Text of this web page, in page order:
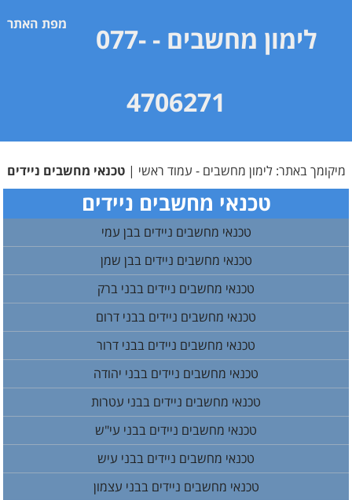
מפת האתר לימון מחשבים
- 077-
4706271
מיקומך באתר:לימון מחשבים - עמוד ראשי |טכנאי מחשבים ניידים
טכנאי מחשבים ניידים
טכנאי מחשבים ניידים בבן עמי
טכנאי מחשבים ניידים בבן שמן
טכנאי מחשבים ניידים בבני ברק
טכנאי מחשבים ניידים בבני דרום
טכנאי מחשבים ניידים בבני דרור
טכנאי מחשבים ניידים בבני יהודה
טכנאי מחשבים ניידים בבני עטרות
טכנאי מחשבים ניידים בבני עי"ש
טכנאי מחשבים ניידים בבני עיש
טכנאי מחשבים ניידים בבני עצמון